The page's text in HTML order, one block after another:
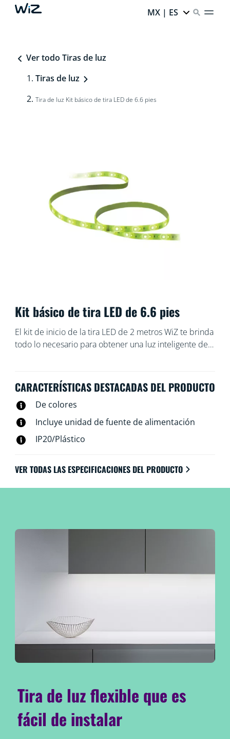
MX | ES
Ver todo Tiras de luz
Tiras de luz
Tira de luz Kit básico de tira LED de 6.6 pies
Kit básico de tira LED de 6.6 pies
El kit de inicio de la tira LED de 2 metros WiZ te brinda
todo lo necesario para obtener una luz inteligente de
espacio. Úsalo con la aplicación WiZ o con la voz para
atenuar las luces e iluminar o usa los modos de
iluminación prestablecidos en configuraciones Wi-Fi.
CARACTERÍSTICAS DESTACADAS DEL PRODUCTO
De colores
Incluye unidad de fuente de alimentación
IP20/Plástico
VER TODAS LAS ESPECIFICACIONES DEL PRODUCTO
Tira de luz flexible que es
fácil de instalar